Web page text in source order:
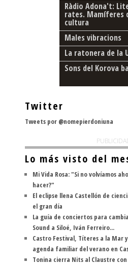
Ràdio Adona't:
rates. Mamíferes
cultura
Males vibracions
La ratonera de la
Sons del Korova
Twitter
Tweets por @nomepierdoniuna
Lo más visto del
Mi Vida Rosa: "Si no volvíamos
hacer?"
El eclipse llena Castellón de
el gran día
La guía de conciertos para
Sound a Siloé, Iván Ferreiro...
Castro Festival, Títeres a la Mar
agenda familiar del verano en
Tonina cierra Nits al Claustre